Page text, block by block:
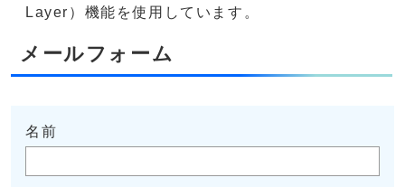
Layer）機能を使用しています。
メールフォーム
名前